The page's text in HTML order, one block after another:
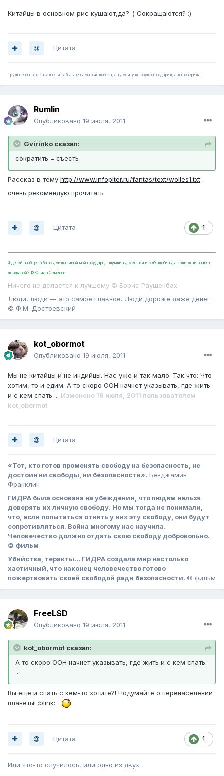
Китайцы в основном рис кушают,да? :) Сокращаются? :)
Цитата
Труднее всего отказаться и забыть не самого человека, а ту мечту которую он подарил, а ты поверила
Rumlin
Опубликовано 19 июля, 2011
Gvirinko сказал:
сократить = съесть
Рассказ в тему http://www.infopiter.ru/fantas/text/wolles1.txt
очень рекомендую прочитать
1
Цитата
Я детей вообще то боюсь, милостивый мой государь, - шумливы, жестоки и себялюбивы, а коли дети правят
державой? ©Юлиан Семёнов
Ничего не делается к лучшему © Борис Раушенбах
Люди, люди — это самое главное. Люди дороже даже денег.
© Ф.М. Достоевский
kot_obormot
Опубликовано 19 июля, 2011
Мы не китайцы и не индийцы. Нас уже и так мало. Так что: Что
хотим, то и едим. А то скоро ООН начнет указывать, где жить
и с кем спать ... Изменено 19 июля, 2011 пользователем
kot_obormot
Цитата
«Тот, кто готов променять свободу на безопасность, не
достоин ни свободы, ни безопасности». Бенджамин
Франклин
ГИДРА была основана на убеждении, что людям нельзя
доверять их личную свободу. Но мы тогда не понимали,
что, если попытаться отнять у них эту свободу, они будут
сопротивляться. Война многому нас научила.
Человечество должно отдать свою свободу добровольно.
© фильм
Убийства, теракты… ГИДРА создала мир настолько
хаотичный, что наконец человечество готово
пожертвовать своей свободой ради безопасности. © фильм
FreeLSD
Опубликовано 19 июля, 2011
kot_obormot сказал:
А то скоро ООН начнет указывать, где жить и с кем спать
...
Вы еще и спать с кем-то хотите?! Подумайте о перенаселении
планеты! :blink:
1
Цитата
Или что-то случилось, или одно из двух.